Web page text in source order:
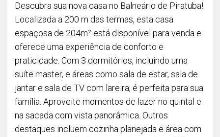
Descubra sua nova casa no Balneário de Piratuba!
Localizada a 200 m das termas, esta casa
espaçosa de 204m² está disponível para venda e
oferece uma experiência de conforto e
praticidade. Com 3 dormitórios, incluindo uma
suíte master, e áreas como sala de estar, sala de
jantar e sala de TV com lareira, é perfeita para sua
família. Aproveite momentos de lazer no quintal e
na sacada com vista panorâmica. Outros
destaques incluem cozinha planejada e área com